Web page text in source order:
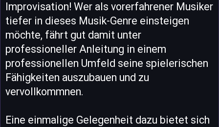
Improvisation! Wer als vorerfahrener Musiker
tiefer in dieses Musik-Genre einsteigen
möchte, fährt gut damit unter
professioneller Anleitung in einem
professionellen Umfeld seine spielerischen
Fähigkeiten auszubauen und zu
vervollkommnen.
Eine einmalige Gelegenheit dazu bietet sich